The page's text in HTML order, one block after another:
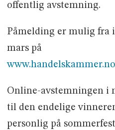
offentlig avstemning.
Påmelding er mulig fra
mars på
Online-avstemningen i
til den endelige
personlig på